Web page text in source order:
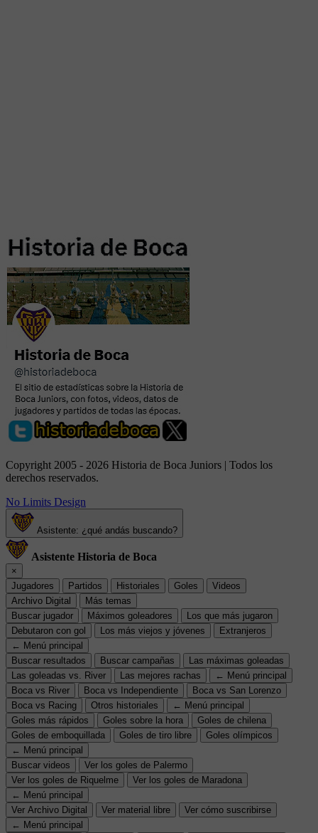
Copyright 2005 - 2026 Historia de Boca Juniors | Todos los
derechos reservados.
No Limits Design
Asistente: ¿qué andás buscando?
Asistente Historia de Boca
×
Jugadores
Partidos Historiales Goles
Videos
Archivo Digital
Más temas
Buscar jugador
Máximos goleadores
Los que más jugaron
Debutaron con gol
Los más viejos y jóvenes
Extranjeros
← Menú principal
Buscar resultados
Buscar campañas
Las máximas goleadas
Las goleadas vs. River
Las mejores rachas
← Menú principal
Boca vs River
Boca vs Independiente
Boca vs San Lorenzo
Boca vs Racing
Otros historiales
← Menú principal
Goles más rápidos
Goles sobre la hora
Goles de chilena
Goles de emboquillada
Goles de tiro libre
Goles olímpicos
← Menú principal
Buscar videos
Ver los goles de Palermo
Ver los goles de Riquelme
Ver los goles de Maradona
← Menú principal
Ver Archivo Digital
Ver material libre
Ver cómo suscribirse
← Menú principal